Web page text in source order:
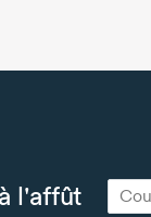
l'affût